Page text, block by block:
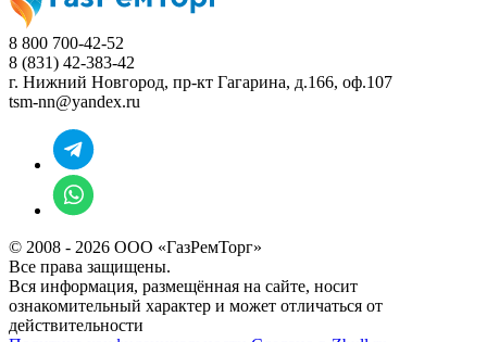
8 800 700-42-52
8 (831) 42-383-42
г. Нижний Новгород, пр-кт Гагарина, д.166, оф.107
tsm-nn@yandex.ru
© 2008 - 2026 ООО «ГазРемТорг»
Все права защищены.
Вся информация, размещённая на сайте, носит
ознакомительный характер и может отличаться от
действительности